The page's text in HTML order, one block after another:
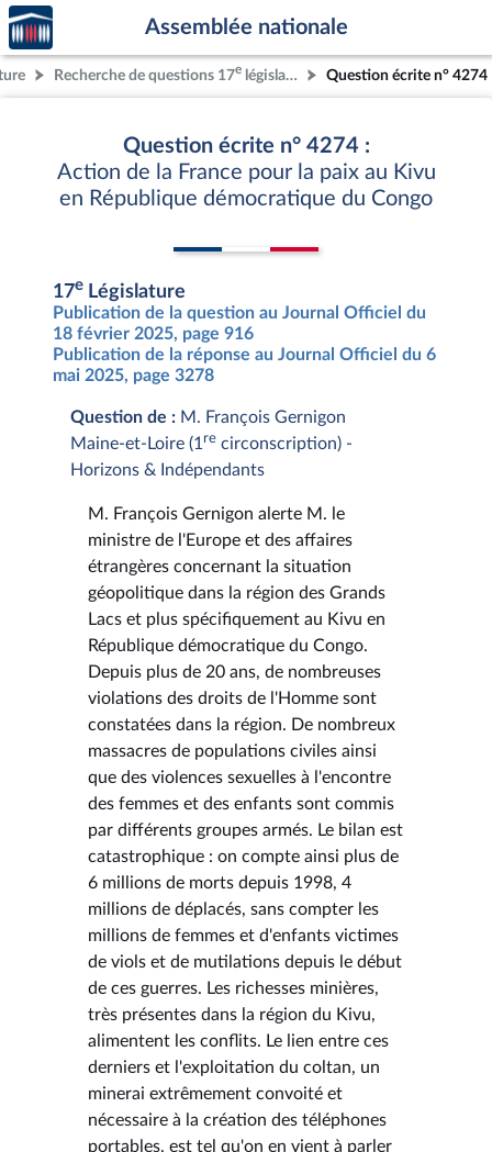
Aller au contenu
Aller en bas de la page
Accèder
à la
page
d'accueil
Assemblée nationale
Recherche de questions 17e législature Question écrite n° 4274
Question écrite n° 4274 :
Action de la France pour la paix au Kivu
en République démocratique du Congo
17e Législature
Publication de la question au Journal Officiel du
18 février 2025, page 916
Publication de la réponse au Journal Officiel du 6
mai 2025, page 3278
Question de : M. François Gernigon
Maine-et-Loire (1 re circonscription) -
Horizons & Indépendants
M. François Gernigon alerte M. le
ministre de l'Europe et des affaires
étrangères concernant la situation
géopolitique dans la région des Grands
Lacs et plus spécifiquement au Kivu en
République démocratique du Congo.
Depuis plus de 20 ans, de nombreuses
violations des droits de l'Homme sont
constatées dans la région. De nombreux
massacres de populations civiles ainsi
que des violences sexuelles à l'encontre
des femmes et des enfants sont commis
par différents groupes armés. Le bilan est
catastrophique : on compte ainsi plus de
6 millions de morts depuis 1998, 4
millions de déplacés, sans compter les
millions de femmes et d'enfants victimes
de viols et de mutilations depuis le début
de ces guerres. Les richesses minières,
très présentes dans la région du Kivu,
alimentent les conflits. Le lien entre ces
derniers et l'exploitation du coltan, un
minerai extrêmement convoité et
nécessaire à la création des téléphones
portables, est tel qu'on en vient à parler